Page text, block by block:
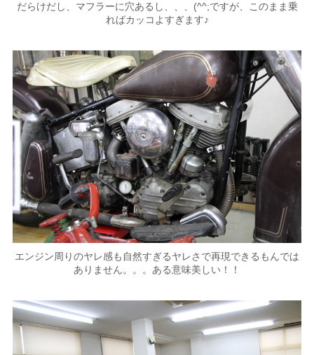
だらけだし、マフラーに穴あるし、、、(^^;ですが、このまま乗
ればカッコよすぎます♪
エンジン周りのヤレ感も自然すぎるヤレさで再現できるもんでは
ありません。。。ある意味美しい！！